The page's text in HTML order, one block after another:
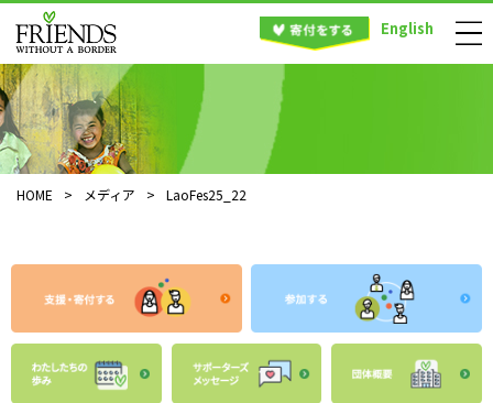
English
HOME > メディア > LaoFes25_22